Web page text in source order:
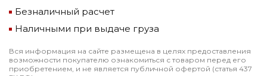
Безналичный расчет
Наличными при выдаче груза
Вся информация на сайте размещена в целях предоставления
возможности покупателю ознакомиться с товаром перед его
приобретением, и не является публичной офертой (статья 437